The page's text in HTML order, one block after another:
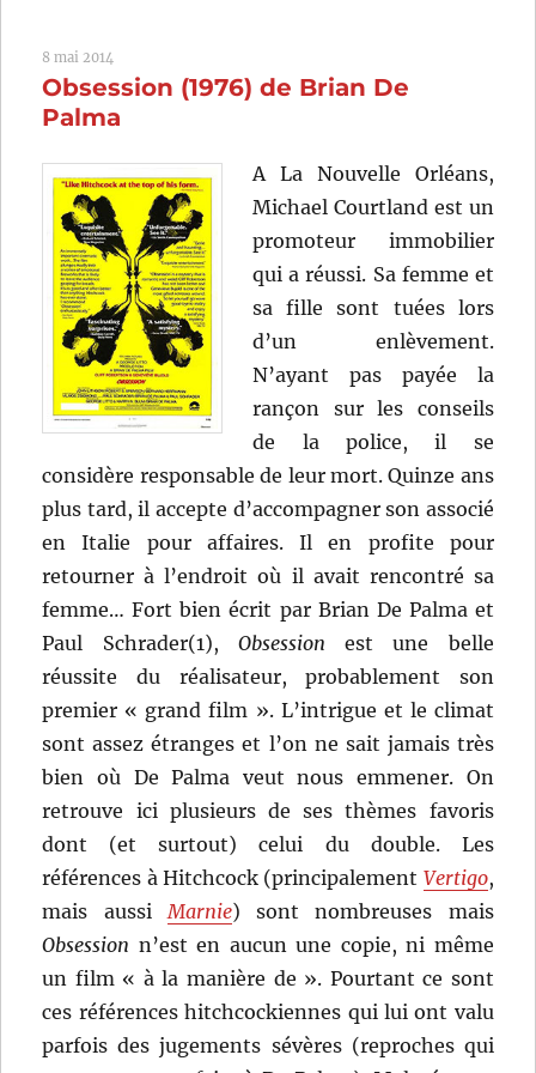
(1967)
Mankiewicz
8 mai 2014
Obsession (1976) de Brian De
Palma
A La Nouvelle Orléans,
Michael Courtland est un
promoteur immobilier
qui a réussi. Sa femme et
sa fille sont tuées lors
d’un enlèvement.
N’ayant pas payée la
rançon sur les conseils
de la police, il se
considère responsable de leur mort. Quinze ans
plus tard, il accepte d’accompagner son associé
en Italie pour affaires. Il en profite pour
retourner à l’endroit où il avait rencontré sa
femme… Fort bien écrit par Brian De Palma et
Paul Schrader(1), Obsession est une belle
réussite du réalisateur, probablement son
premier « grand film ». L’intrigue et le climat
sont assez étranges et l’on ne sait jamais très
bien où De Palma veut nous emmener. On
retrouve ici plusieurs de ses thèmes favoris
dont (et surtout) celui du double. Les
références à Hitchcock (principalement Vertigo,
mais aussiMarnie) sont nombreuses mais
Obsession n’est en aucun une copie, ni même
un film « à la manière de ». Pourtant ce sont
ces références hitchcockiennes qui lui ont valu
parfois des jugements sévères (reproches qui